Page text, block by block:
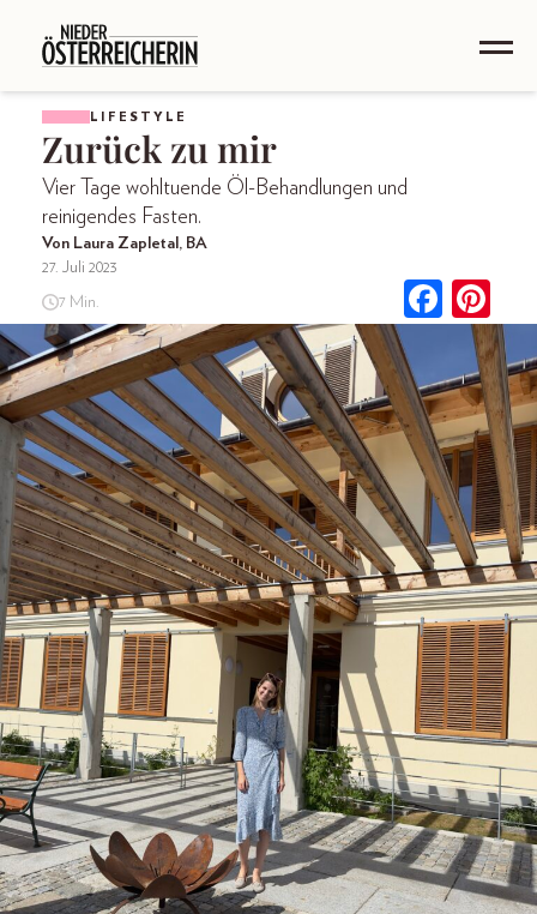
LIFESTYLE
Zurück zu mir
Vier Tage wohltuende Öl-Behandlungen und
reinigendes Fasten.
Von Laura Zapletal, BA
27. Juli 2023
7 Min.